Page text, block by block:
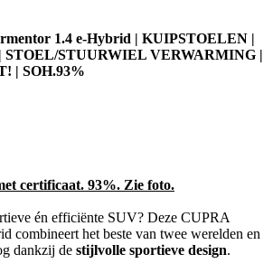
1.4 e-Hybrid | KUIPSTOELEN |
STUURWIEL VERWARMING |
| SOH.93%
certificaat. 93%. Zie foto.
én efficiënte SUV? Deze CUPRA
combineert het beste van twee werelden en
dankzij de stijlvolle sportieve design.